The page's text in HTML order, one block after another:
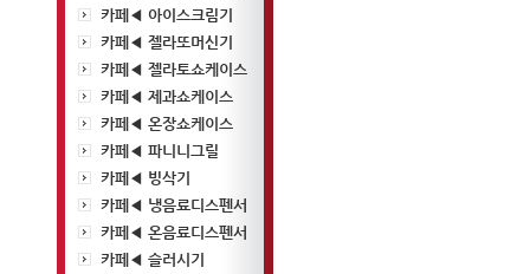
카페◀ 아이스크림기
카페◀ 젤라또머신기
카페◀ 젤라토쇼케이스
카페◀ 제과쇼케이스
카페◀ 온장쇼케이스
카페◀ 파니니그릴
카페◀ 빙삭기
카페◀ 냉음료디스펜서
카페◀ 온음료디스펜서
카페◀ 슬러시기